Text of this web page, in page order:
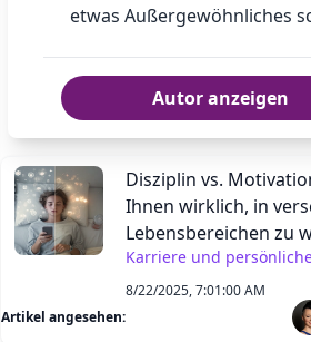
etwas Außergewöhnliches
Autor anzeigen
Disziplin vs.
Ihnen wirklich, in
Lebensbereichen zu
Karriere und
8/22/2025, 7:01:00 AM
Artikel angesehen: